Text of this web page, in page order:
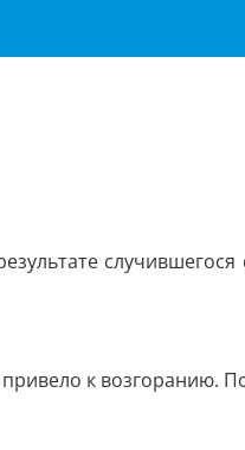
к возгоранию.